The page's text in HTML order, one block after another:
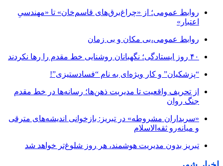
روابط عمومی؛ از «چراغ‌برق‌های قاسم‌خان» تا «مهندسیِ
اعتبار»
روابط عمومی،بی مکان و بی زمان
۴۰ روز ایستادگی؛ نگهبانان روشنایی خط مقدم را رها نکردند
“پزشکیان” و کار ویژه‌ای به نام “فسادستیزی”!
از تحریف واقعیت تا مدیریت ذهن‌ها؛ رسانه‌ها در خط مقدم
جنگ روان
«سربداران مشروطه» در تبریز: بازخوانی اندیشه‌های مترقی
و میانه‌رو ثقه‌الاسلام
تبریز بدون مدیریت هوشمند، هر روز شلوغ‌تر خواهد شد